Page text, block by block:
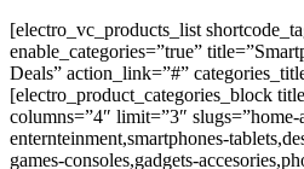
[electro_vc_products_list
enable_categories=”true”
Deals” action_link=”#”
[electro_product_categories_block
columns=”4″ limit=”3″ slugs=”home-
enternteinment,smartphones-
games-consoles,gadgets-